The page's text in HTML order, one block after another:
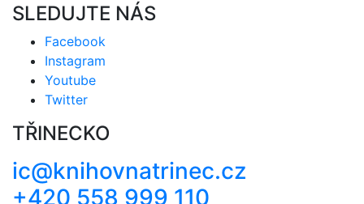
SLEDUJTE NÁS
Facebook
Instagram
Youtube
Twitter
TŘINECKO
ic@knihovnatrinec.cz
+420 558 999 110